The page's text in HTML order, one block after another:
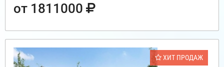
от 1811000
ХИТ ПРОДАЖ